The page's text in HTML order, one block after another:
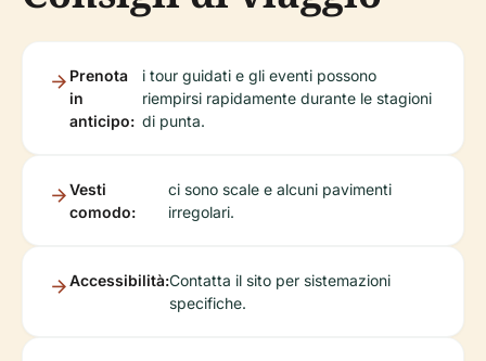
Prenota
in
anticipo:
i tour guidati e gli eventi possono
riempirsi rapidamente durante le stagioni
di punta.
Vesti
comodo:
ci sono scale e alcuni pavimenti
irregolari.
Accessibilità:Contatta il sito per sistemazioni
specifiche.